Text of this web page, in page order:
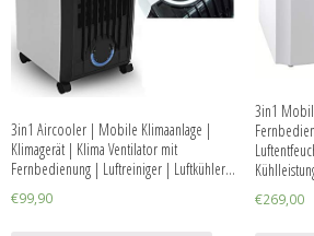
3in1 Aircooler | Mobile Klimaanlage |
Klimagerät | Klima Ventilator mit
Fernbedienung | Luftreiniger | Luftkühler…
€99,90
3in1
€269,00